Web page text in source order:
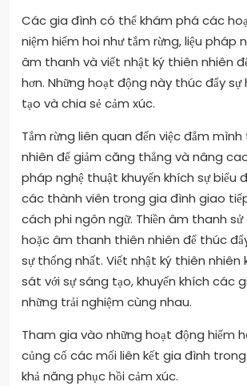
Các gia đình có thể khám phá các
niệm hiếm hoi như tắm rừng, liệu pháp
âm thanh và viết nhật ký thiên nhiên
hơn. Những hoạt động này thúc đẩy sự
tạo và chia sẻ cảm xúc.
Tắm rừng liên quan đến việc đắm
nhiên để giảm căng thẳng và nâng cao
pháp nghệ thuật khuyến khích sự biểu
các thành viên trong gia đình giao
cách phi ngôn ngữ. Thiền âm thanh
hoặc âm thanh thiên nhiên để thúc
sự thống nhất. Viết nhật ký thiên nhiên
sát với sự sáng tạo, khuyến khích các
những trải nghiệm cùng nhau.
Tham gia vào những hoạt động hiếm
củng cố các mối liên kết gia đình
khả năng phục hồi cảm xúc.